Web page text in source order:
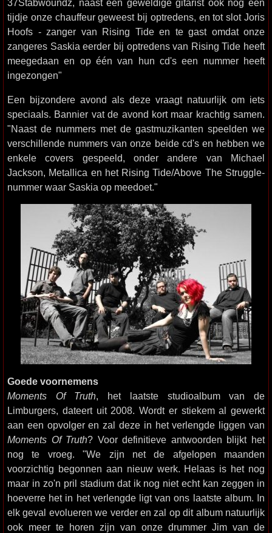
37Stabwoundz, naast een geweldige gitarist ook nog een
tijdje onze chauffeur geweest bij optredens, en tot slot Joris
Hoofs - zanger van Rising Tide en te gast omdat onze
zangeres Saskia eerder bij optredens van Rising Tide heeft
meegedaan en op één van hun cd's een nummer heeft
ingezongen"
Een bijzondere avond als deze vraagt natuurlijk om iets
speciaals. Bannier vat de avond kort maar krachtig samen.
"Naast de nummers met de gastmuzikanten speelden we
verschillende nummers van onze beide cd's en hebben we
enkele covers gespeeld, onder andere van Michael
Jackson, Metallica en het Rising Tide/Above The Struggle-
nummer waar Saskia op meedoet."
Goede voornemens
Moments Of Truth, het laatste studioalbum van de
Limburgers, dateert uit 2008. Wordt er stiekem al gewerkt
aan een opvolger en zal deze in het verlengde liggen van
Moments Of Truth? Voor definitieve antwoorden blijkt het
nog te vroeg. "We zijn net de afgelopen maanden
voorzichtig begonnen aan nieuw werk. Helaas is het nog
maar in zo'n pril stadium dat ik nog niet echt kan zeggen in
hoeverre het in het verlengde ligt van ons laatste album. In
elk geval evolueren we verder en zal op dit album natuurlijk
ook meer te horen zijn van onze drummer Jim van de